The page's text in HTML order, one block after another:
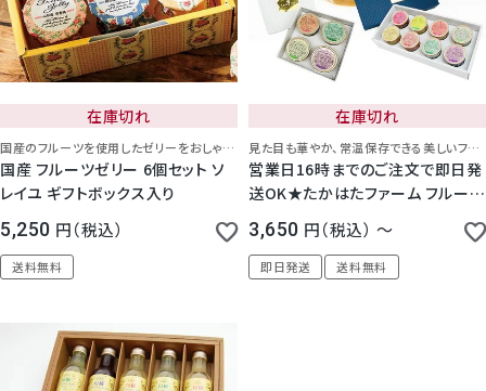
在庫切れ
国産のフルーツを使用したゼリーをおしゃれな布でラッピング。ギフトボックスにはリボンをおかけいたします。
国産 フルーツゼリー 6個セット ソ
レイユ ギフトボックス入り
5,250 税込
送料無料
在庫切れ
見た目も華やか、常温保存できる美しいフルーツシャーベット
営業日16時までのご注文で即日発
送OK★たかはたファーム フルーツ
シャーベット 4個 / 8個
3,650 税込 〜
即日発送 送料無料